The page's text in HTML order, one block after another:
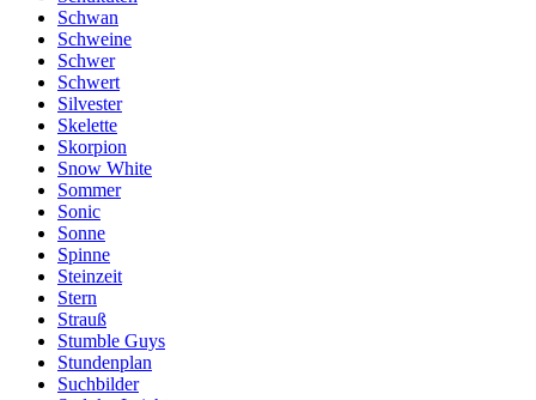
Schwan
Schweine
Schwer
Schwert
Silvester
Skelette
Skorpion
Snow White
Sommer
Sonic
Sonne
Spinne
Steinzeit
Stern
Strauß
Stumble Guys
Stundenplan
Suchbilder